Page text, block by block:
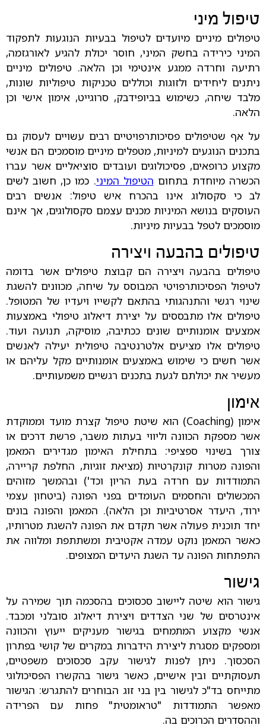
טיפול מיני
טיפולים מיניים מיועדים לטיפול בבעיות הנוגעות לתפקוד
המיני כירידה בחשק המיני, חוסר יכולת להגיע לאורגזמה,
רתיעה וחרדה ממגע אינטימי וכן הלאה. טיפולים מיניים
ניתנים ליחידים ולזוגות וכוללים טכניקות טיפוליות שונות,
מלבד שיחה, כשימוש בביופידבק, סרוגייט, אימון אישי וכן
הלאה.
על אף שטיפולים פסיכותרפויטיים רבים עשויים לעסוק גם
בתכנים הנוגעים למיניות, מטפלים מיניים מוסמכים הם אנשי
מקצוע כרופאים, פסיכולוגים ועובדים סוציאליים אשר עברו
הכשרה מיוחדת בתחום הטיפול המיני. כמו כן, חשוב לשים
לב כי סקסולוג אינו בהכרח איש טיפול: אנשים רבים
העוסקים בנושא המיניות מכנים עצמם סקסולוגים, אך אינם
מוסמכים לטפל בבעיות מיניות.
טיפולים בהבעה ויצירה
טיפולים בהבעה ויצירה הם קבוצת טיפולים אשר בדומה
לטיפול הפסיכותרפויטי המבוסס על שיחה, מכוונים להשגת
שינוי רגשי והתנהגותי בהתאם לקשייו ויעדיו של המטופל.
טיפולים אלו מתבססים על יצירת דיאלוג טיפולי באמצעות
אמצעים אומנותיים שונים ככתיבה, מוסיקה, תנועה ועוד.
טיפולים אלו מציעים אלטרנטיבה טיפולית יעילה לאנשים
אשר חשים כי שימוש באמצעים אומנותיים מקל עליהם או
מעשיר את יכולתם לגעת בתכנים רגשיים משמעותיים.
אימון
אימון (Coaching) הוא שיטת טיפול קצרת מועד וממוקדת
אשר מספקת הכוונה וליווי בעתות משבר, פרשת דרכים או
צורך בשינוי ספציפי: בתחילת האימון מגדירים המאמן
והפונה מטרות קונקרטיות (מציאת זוגיות, החלפת קריירה,
התמודדות עם חרדה בעת הריון וכד') ובהמשך מזוהים
המכשולים והחסמים העומדים בפני הפונה (ביטחון עצמי
ירוד, היעדר אסרטיביות וכן הלאה). המאמן והפונה בונים
יחד תוכנית פעולה אשר תקדם את הפונה להשגת מטרותיו,
כאשר המאמן נוקט עמדה אקטיבית ומשתתפת ומלווה את
התפתחות הפונה עד השגת היעדים המצופים.
גישור
גישור הוא שיטה ליישוב סכסוכים בהסכמה תוך שמירה על
אינטרסים של שני הצדדים ויצירת דיאלוג סובלני ומכבד.
אנשי מקצוע המתמחים בגישור מעניקים ייעוץ והכוונה
ומספקים מסגרת ליצירת הידברות במקרים של קושי בפתרון
הסכסוך. ניתן לפנות לגישור עקב סכסוכים משפטיים,
תעסוקתיים ובין אישיים, כאשר גישור בהקשרו הפסיכולוגי
מתייחס בד"כ לגישור בין בני זוג הבוחרים להתגרש: הגישור
מאפשר התמודדות "טראומטית" פחות עם הפרידה
וההסדרים הכרוכים בה.